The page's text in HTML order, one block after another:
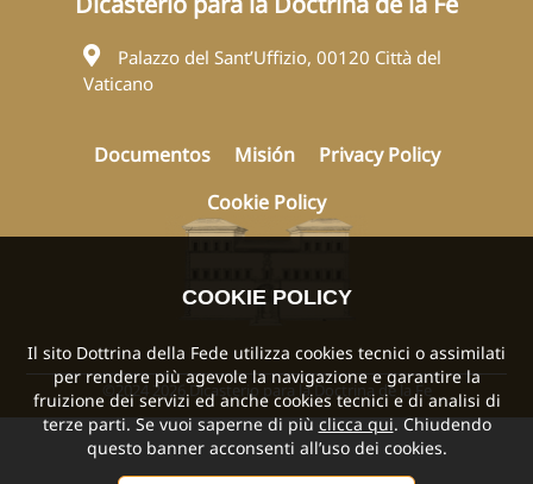
Palazzo del Sant’Uffizio, 00120 Città del
Vaticano
Documentos Misión
Privacy Policy
Cookie Policy
©2024 2026 Dicasterio para la Doctrina de la Fe
COOKIE POLICY
Il sito Dottrina della Fede utilizza cookies tecnici o assimilati
per rendere più agevole la navigazione e garantire la
fruizione dei servizi ed anche cookies tecnici e di analisi di
terze parti. Se vuoi saperne di piùclicca qui. Chiudendo
questo banner acconsenti all’uso dei cookies.